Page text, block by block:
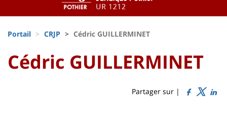
Recherche
Block
liste
des
composantes
d'Ariane
Portail CRJP Cédric GUILLERMINET
University
University
Titre
Cédric GUILLERMINET
Partager sur |